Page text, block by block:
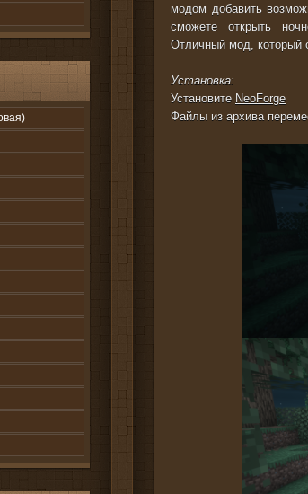
модом добавить
сможете открыть
Отличный мод, который
Установка:
Установите NeoForge
Файлы из архива